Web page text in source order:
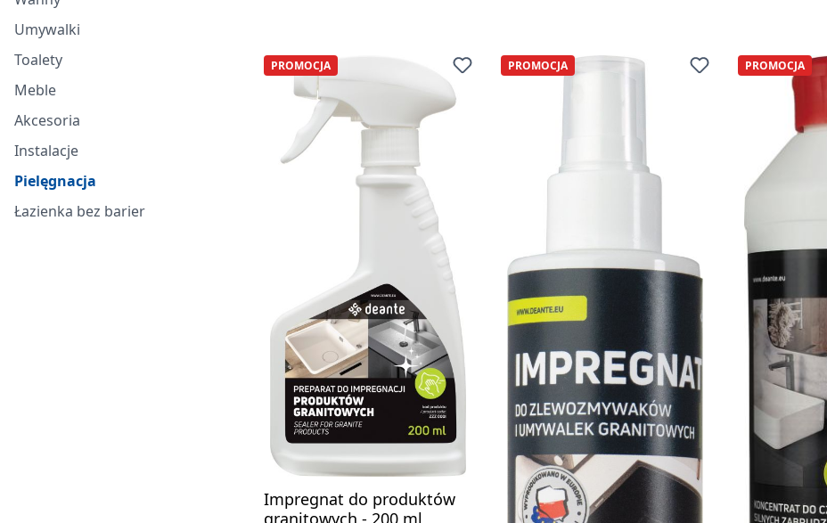
Umywalki
Toalety
Meble
Akcesoria
Instalacje
Pielęgnacja
Łazienka bez barier
PROMOCJA
Impregnat do produktów
granitowych - 200 ml
PROMOCJA PROMOCJA